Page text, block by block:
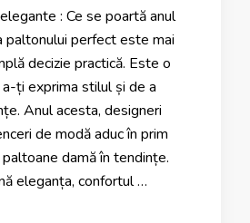
: Ce se poartă anul
paltonului perfect este mai
decizie practică. Este o
ți exprima stilul și de a
Anul acesta, designeri
de modă aduc în prim
damă în tendințe.
eleganța, confortul …